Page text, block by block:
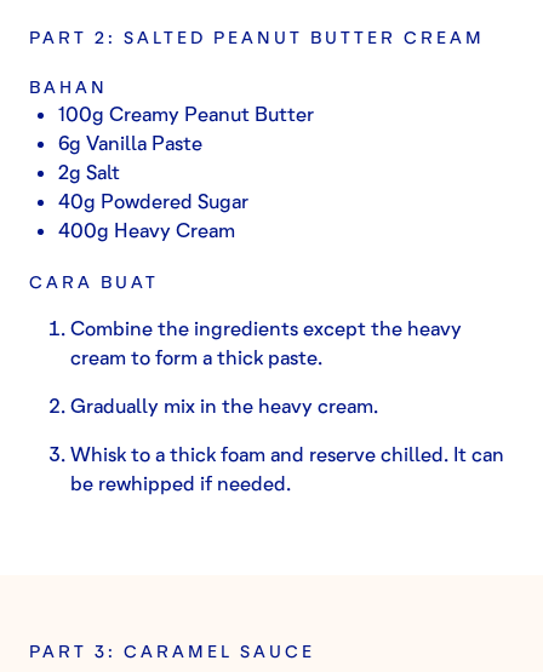
PART 2: SALTED PEANUT BUTTER CREAM
BAHAN
100g Creamy Peanut Butter
6g Vanilla Paste
2g Salt
40g Powdered Sugar
400g Heavy Cream
CARA BUAT
Combine the ingredients except the heavy
cream to form a thick paste.
Gradually mix in the heavy cream.
Whisk to a thick foam and reserve chilled. It can
be rewhipped if needed.
PART 3: CARAMEL SAUCE